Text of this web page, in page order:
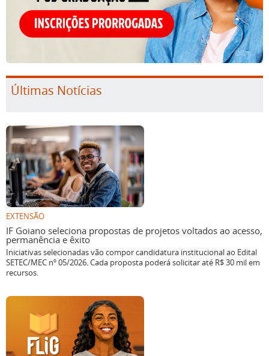
Últimas Notícias
EXTENSÃO
IF Goiano seleciona propostas de projetos voltados ao acesso,
permanência e êxito
Iniciativas selecionadas vão compor candidatura institucional ao Edital
SETEC/MEC nº 05/2026. Cada proposta poderá solicitar até R$ 30 mil em
recursos.